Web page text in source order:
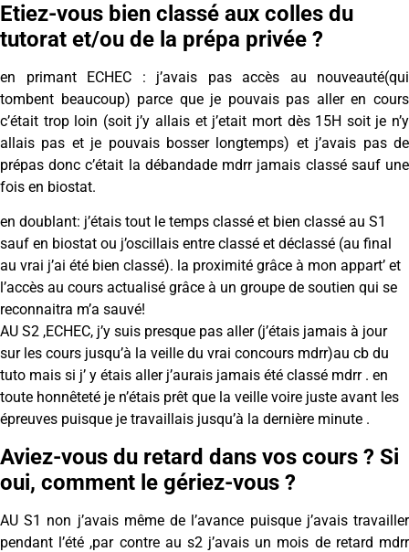
Etiez-vous bien classé aux colles du
tutorat et/ou de la prépa privée ?
en primant ECHEC : j’avais pas accès au nouveauté(qui
tombent beaucoup) parce que je pouvais pas aller en cours
c’était trop loin (soit j’y allais et j’etait mort dès 15H soit je n’y
allais pas et je pouvais bosser longtemps) et j’avais pas de
prépas donc c’était la débandade mdrr jamais classé sauf une
fois en biostat.
en doublant: j’étais tout le temps classé et bien classé au S1
sauf en biostat ou j’oscillais entre classé et déclassé (au final
au vrai j’ai été bien classé). la proximité grâce à mon appart’ et
l’accès au cours actualisé grâce à un groupe de soutien qui se
reconnaitra m’a sauvé!
AU S2 ,ECHEC, j’y suis presque pas aller (j’étais jamais à jour
sur les cours jusqu’à la veille du vrai concours mdrr)au cb du
tuto mais si j’ y étais aller j’aurais jamais été classé mdrr . en
toute honnêteté je n’étais prêt que la veille voire juste avant les
épreuves puisque je travaillais jusqu’à la dernière minute .
Aviez-vous du retard dans vos cours ? Si
oui, comment le gériez-vous ?
AU S1 non j’avais même de l’avance puisque j’avais travailler
pendant l’été ,par contre au s2 j’avais un mois de retard mdrr